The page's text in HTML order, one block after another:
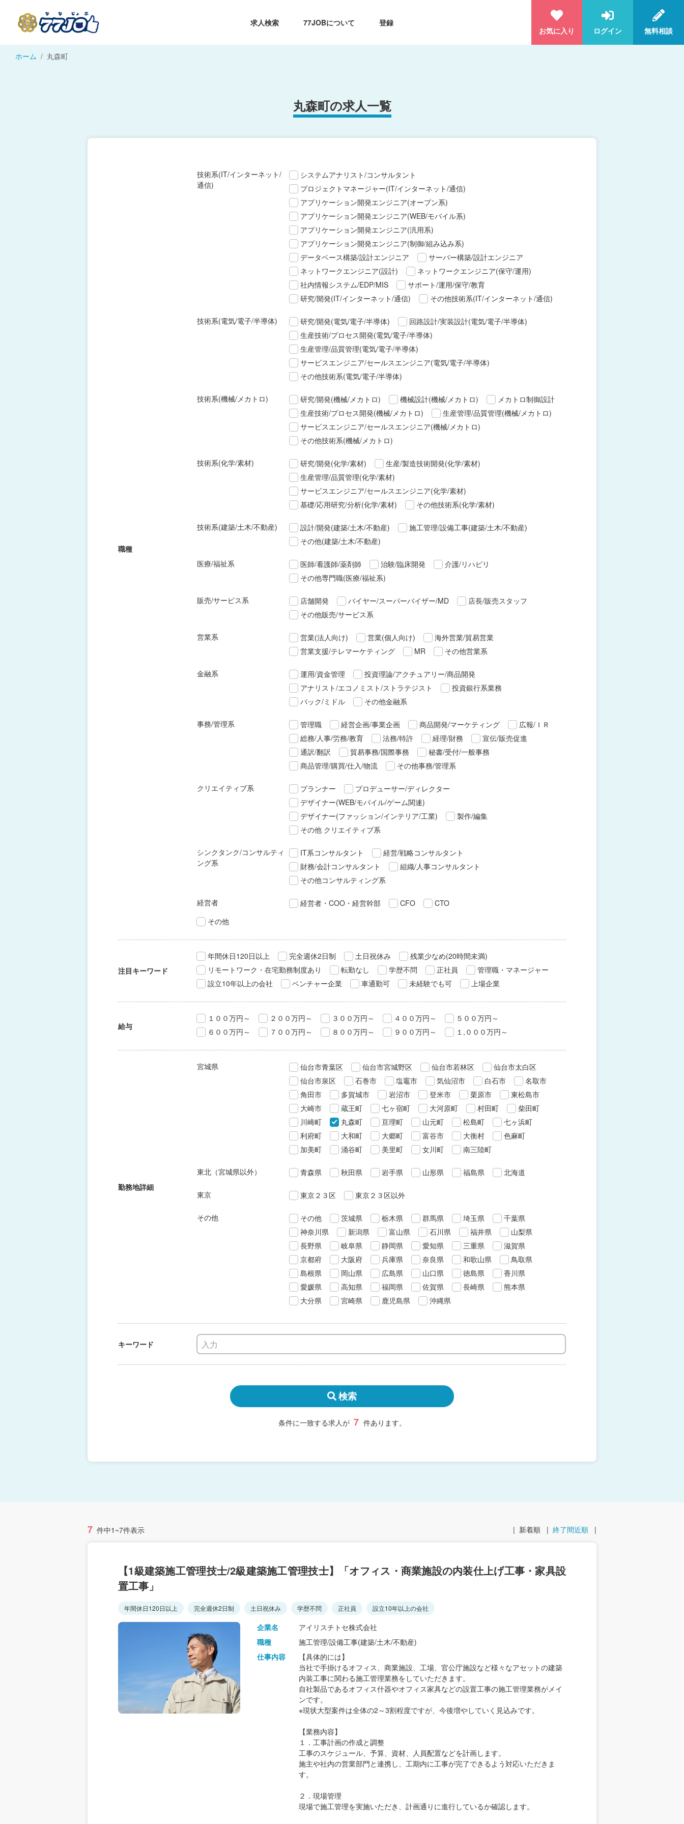
求人検索 77JOBについて
登録
お気に入り
ログイン 無料相談
ホーム 丸森町
丸森町の求人一覧
職種
技術系(IT/インターネット/
通信)
システムアナリスト/コンサルタント
プロジェクトマネージャー(IT/インターネット/通信)
アプリケーション開発エンジニア(オープン系)
アプリケーション開発エンジニア(WEB/モバイル系)
アプリケーション開発エンジニア(汎用系)
アプリケーション開発エンジニア(制御/組み込み系)
データベース構築/設計エンジニア
サーバー構築/設計エンジニア
ネットワークエンジニア(設計)
ネットワークエンジニア(保守/運用)
社内情報システム/EDP/MIS
サポート/運用/保守/教育
研究/開発(IT/インターネット/通信)
その他技術系(IT/インターネット/通信)
技術系(電気/電子/半導体) 研究/開発(電気/電子/半導体)
回路設計/実装設計(電気/電子/半導体)
生産技術/プロセス開発(電気/電子/半導体)
生産管理/品質管理(電気/電子/半導体)
サービスエンジニア/セールスエンジニア(電気/電子/半導体)
その他技術系(電気/電子/半導体)
技術系(機械/メカトロ) 研究/開発(機械/メカトロ) 機械設計(機械/メカトロ)
メカトロ制御設計
生産技術/プロセス開発(機械/メカトロ)
生産管理/品質管理(機械/メカトロ)
サービスエンジニア/セールスエンジニア(機械/メカトロ)
その他技術系(機械/メカトロ)
技術系(化学/素材) 研究/開発(化学/素材)
生産/製造技術開発(化学/素材)
生産管理/品質管理(化学/素材)
サービスエンジニア/セールスエンジニア(化学/素材)
基礎/応用研究/分析(化学/素材)
その他技術系(化学/素材)
技術系(建築/土木/不動産) 設計/開発(建築/土木/不動産)
施工管理/設備工事(建築/土木/不動産)
その他(建築/土木/不動産)
医療/福祉系 医師/看護師/薬剤師 治験/臨床開発
介護/リハビリ
その他専門職(医療/福祉系)
販売/サービス系 店舗開発 バイヤー/スーパーバイザー/MD
店長/販売スタッフ
その他販売/サービス系
営業系 営業(法人向け) 営業(個人向け)
海外営業/貿易営業
営業支援/テレマーケティング
MR その他営業系
金融系 運用/資金管理
投資理論/アクチュアリー/商品開発
アナリスト/エコノミスト/ストラテジスト
投資銀行系業務
バック/ミドル
その他金融系
事務/管理系 管理職 経営企画/事業企画 商品開発/マーケティング
広報/ＩＲ
総務/人事/労務/教育
法務/特許 経理/財務
宣伝/販売促進
通訳/翻訳
貿易事務/国際事務
秘書/受付/一般事務
商品管理/購買/仕入/物流
その他事務/管理系
クリエイティブ系 プランナー
プロデューサー/ディレクター
デザイナー(WEB/モバイル/ゲーム関連)
デザイナー(ファッション/インテリア/工業)
製作/編集
その他 クリエイティブ系
シンクタンク/コンサルティ
ング系
IT系コンサルタント
経営/戦略コンサルタント
財務/会計コンサルタント
組織/人事コンサルタント
その他コンサルティング系
経営者 経営者・COO・経営幹部 CFO
CTO
その他
注目キーワード
年間休日120日以上 完全週休2日制 土日祝休み
残業少なめ(20時間未満)
リモートワーク・在宅勤務制度あり
転勤なし 学歴不問 正社員
管理職・マネージャー
設立10年以上の会社
ベンチャー企業 車通勤可 未経験でも可 上場企業
給与
１００万円～ ２００万円～ ３００万円～ ４００万円～
５００万円～
６００万円～
７００万円～ ８００万円～ ９００万円～ １,０００万円～
勤務地詳細
宮城県 仙台市青葉区 仙台市宮城野区 仙台市若林区
仙台市太白区
仙台市泉区
石巻市 塩竈市 気仙沼市 白石市
名取市
角田市
多賀城市 岩沼市 登米市 栗原市
東松島市
大崎市
蔵王町 七ヶ宿町 大河原町 村田町
柴田町
川崎町
丸森町 亘理町 山元町 松島町
七ヶ浜町
利府町
大和町 大郷町 富谷市 大衡村
色麻町
加美町
涌谷町 美里町 女川町 南三陸町
東北（宮城県以外） 青森県 秋田県 岩手県 山形県 福島県 北海道
東京 東京２３区 東京２３区以外
その他 その他 茨城県 栃木県 群馬県 埼玉県
千葉県
神奈川県
新潟県 富山県 石川県 福井県
山梨県
長野県
岐阜県 静岡県 愛知県 三重県
滋賀県
京都府
大阪府 兵庫県 奈良県 和歌山県
鳥取県
島根県
岡山県 広島県 山口県 徳島県
香川県
愛媛県
高知県 福岡県 佐賀県 長崎県
熊本県
大分県
宮崎県 鹿児島県 沖縄県
キーワード
検索
条件に一致する求人が 7 件あります。
7 件中1~7件表示 | 新着順 | 終了間近順 |
【1級建築施工管理技士/2級建築施工管理技士】「オフィス・商業施設の内装仕上げ工事・家具設
置工事」
年間休日120日以上 完全週休2日制 土日祝休み 学歴不問 正社員 設立10年以上の会社
企業名
アイリスチトセ株式会社
職種
施工管理/設備工事(建築/土木/不動産)
仕事内容
【具体的には】
当社で手掛けるオフィス、商業施設、工場、官公庁施設など様々なアセットの建築
内装工事に関わる施工管理業務をしていただきます。
自社製品であるオフィス什器やオフィス家具などの設置工事の施工管理業務がメイ
ンです。
※現状大型案件は全体の2～3割程度ですが、今後増やしていく見込みです。
【業務内容】
１．工事計画の作成と調整
工事のスケジュール、予算、資材、人員配置などを計画します。
施主や社内の営業部門と連携し、工期内に工事が完了できるよう対応いただきま
す。
２．現場管理
現場で施工管理を実施いただき、計画通りに進行しているか確認します。